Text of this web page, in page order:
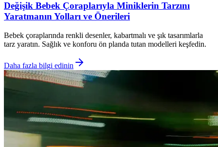
Değişik Bebek Çoraplarıyla Miniklerin Tarzını
Yaratmanın Yolları ve Önerileri
Bebek çoraplarında renkli desenler, kabartmalı ve şık tasarımlarla
tarz yaratın. Sağlık ve konforu ön planda tutan modelleri keşfedin.
Daha fazla bilgi edinin